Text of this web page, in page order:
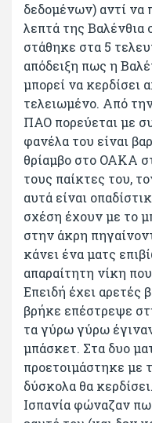
δεδομένων) αντί να
λεπτά της
στάθηκε στα 5
απόδειξη πως η
μπορεί να κερδίσει
τελειωμένο. Από
ΠΑΟ πορεύεται με
φανέλα του είναι
θρίαμβο στο ΟΑΚΑ
τους παίκτες του,
αυτά είναι
σχέση έχουν με το
στην άκρη
κάνει ένα ματς
απαραίτητη νίκη
Επειδή έχει αρετές
βρήκε επέστρεψε
τα γύρω γύρω
μπάσκετ. Στα δυο
προετοιμάστηκε με
δύσκολα θα
Ισπανία φώναζαν